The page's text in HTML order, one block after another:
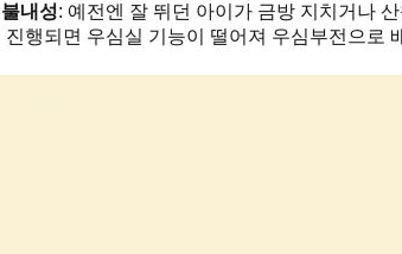
내성: 예전엔 잘 뛰던 아이가 금방 지치거나
행되면 우심실 기능이 떨어져 우심부전으로